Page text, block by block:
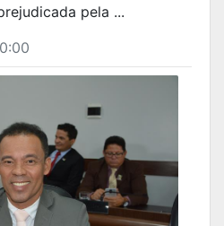
pela ...